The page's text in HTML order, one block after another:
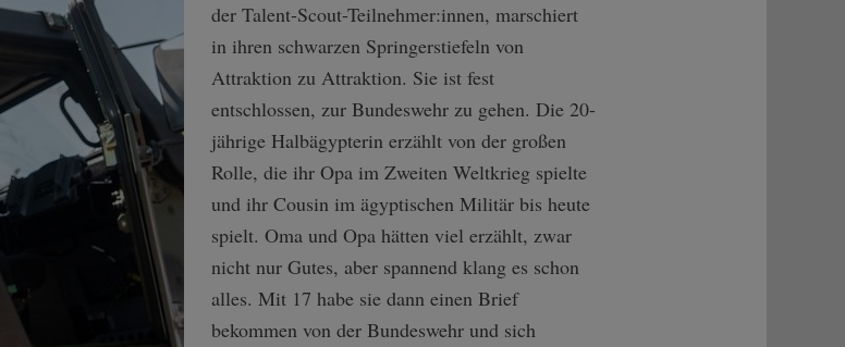
der Talent-Scout-Te­ilnehmer:innen, marschiert
in ihren schwarzen Springerstiefeln von
Attraktion zu Attraktion. Sie ist fest
entschlossen, zur Bundeswehr zu gehen. Die 20-
jährige Halbägypterin erzählt von der großen
Rolle, die ihr Opa im Zweiten Weltkrieg spielte
und ihr Cousin im ägyptischen Militär bis heute
spielt. Oma und Opa hätten viel erzählt, zwar
nicht nur Gutes, aber spannend klang es schon
alles. Mit 17 habe sie dann einen Brief
bekommen von der Bundeswehr und sich